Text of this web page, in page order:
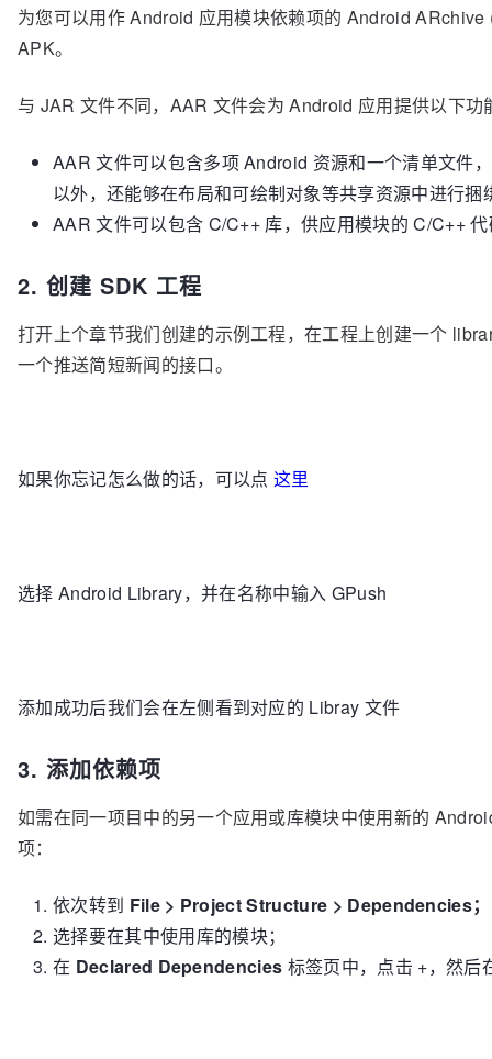
为您可以用作 Android 应用模块依赖项的 Android
APK。
与 JAR 文件不同，AAR 文件会为 Android 应用提供以下功
AAR 文件可以包含多项 Android 资源和一个清单文件
以外，还能够在布局和可绘制对象等共享资源中进行捆
AAR 文件可以包含 C/C++ 库，供应用模块的 C/C++
2. 创建 SDK 工程
打开上个章节我们创建的示例工程，在工程上创建一个
一个推送简短新闻的接口。
如果你忘记怎么做的话，可以点 这里
选择 Android Library，并在名称中输入 GPush
添加成功后我们会在左侧看到对应的 Libray 文件
3. 添加依赖项
如需在同一项目中的另一个应用或库模块中使用新的
项：
依次转到 File > Project Structure > Dependencies；
选择要在其中使用库的模块；
在 Declared Dependencies 标签页中，点击 +，然后